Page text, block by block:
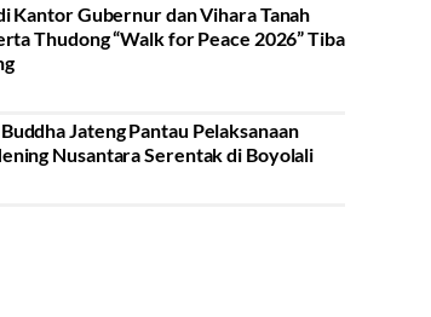
Kantor Gubernur dan Vihara Tanah
Thudong “Walk for Peace 2026” Tiba
Jateng Pantau Pelaksanaan
Nusantara Serentak di Boyolali